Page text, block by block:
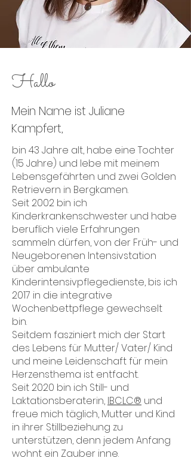
Hallo
Mein Name ist Juliane
Kampfert,
bin 43 Jahre alt, habe eine Tochter
(15 Jahre) und lebe mit meinem
Lebensgefährten und zwei Golden
Retrievern in Bergkamen.
Seit 2002 bin ich
Kinderkrankenschwester und habe
beruflich viele Erfahrungen
sammeln dürfen, von der Früh- und
Neugeborenen Intensivstation
über ambulante
Kinderintensivpflegedienste, bis ich
2017 in die integrative
Wochenbettpflege gewechselt
bin.
Seitdem fasziniert mich der Start
des Lebens für Mutter/ Vater/ Kind
und meine Leidenschaft für mein
Herzensthema ist entfacht.
Seit 2020 bin ich Still- und
Laktationsberaterin, IBCLC® und
freue mich täglich, Mutter und Kind
in ihrer Stillbeziehung zu
unterstützen, denn jedem Anfang
wohnt ein Zauber inne.